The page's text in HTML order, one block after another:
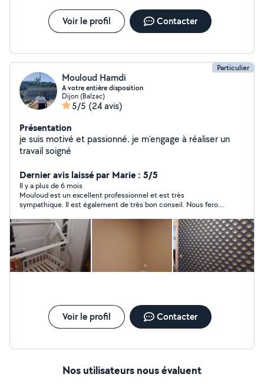
Voir le profil Contacter
Particulier
Mouloud Hamdi
A votre entière disposition
Dijon (Balzac)
5/5 (24 avis)
Présentation
je suis motivé et passionné. je m'engage à réaliser un
travail soigné
Dernier avis laissé par Marie : 5/5
Il y a plus de 6 mois
Mouloud est un excellent professionnel et est très
sympathique. Il est également de très bon conseil. Nous ferons
Voir le profil Contacter
Nos utilisateurs nous évaluent